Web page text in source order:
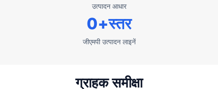
उत्पादन आधार
जीएमपी उत्पादन लाइनें
0+स्तर
ग्राहक समीक्षा